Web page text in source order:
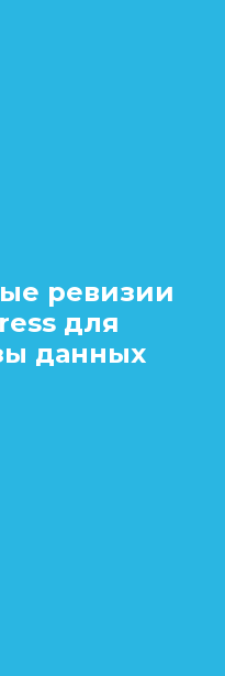
ревизии
для
данных